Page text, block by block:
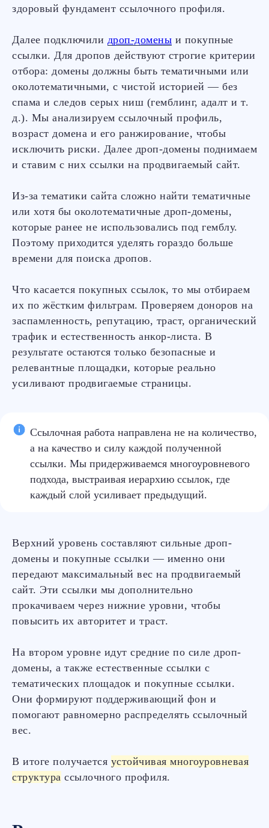
здоровый фундамент ссылочного профиля.
Далее подключили дроп-домены и покупные
ссылки. Для дропов действуют строгие критерии
отбора: домены должны быть тематичными или
околотематичными, с чистой историей — без
спама и следов серых ниш (гемблинг, адалт и т.
д.). Мы анализируем ссылочный профиль,
возраст домена и его ранжирование, чтобы
исключить риски. Далее дроп-домены поднимаем
и ставим с них ссылки на продвигаемый сайт.
Из-за тематики сайта сложно найти тематичные
или хотя бы околотематичные дроп-домены,
которые ранее не использовались под гемблу.
Поэтому приходится уделять гораздо больше
времени для поиска дропов.
Что касается покупных ссылок, то мы отбираем
их по жёстким фильтрам. Проверяем доноров на
заспамленность, репутацию, траст, органический
трафик и естественность анкор-листа. В
результате остаются только безопасные и
релевантные площадки, которые реально
усиливают продвигаемые страницы.
Ссылочная работа направлена не на количество,
а на качество и силу каждой полученной
ссылки. Мы придерживаемся многоуровневого
подхода, выстраивая иерархию ссылок, где
каждый слой усиливает предыдущий.
Верхний уровень составляют сильные дроп-
домены и покупные ссылки — именно они
передают максимальный вес на продвигаемый
сайт. Эти ссылки мы дополнительно
прокачиваем через нижние уровни, чтобы
повысить их авторитет и траст.
На втором уровне идут средние по силе дроп-
домены, а также естественные ссылки с
тематических площадок и покупные ссылки.
Они формируют поддерживающий фон и
помогают равномерно распределять ссылочный
вес.
В итоге получается устойчивая многоуровневая
структура ссылочного профиля.
Получите КП и SEO-
аудит вашего сайта
бесплатно!
Аудит сайта с самыми критическими
SEO-проблемами
Анализ поисковых запросов,
Индивидуальные рекомендации
по улучшению сайта и продвижения
Оставить заявку